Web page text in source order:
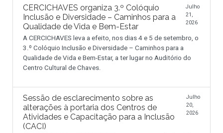
CERCICHAVES organiza 3.º Colóquio
Inclusão e Diversidade – Caminhos para a
Qualidade de Vida e Bem-Estar
Julho
21,
2026
A CERCICHAVES leva a efeito, nos dias 4 e 5 de setembro, o
3.º Colóquio Inclusão e Diversidade – Caminhos para a
Qualidade de Vida e Bem-Estar, a ter lugar no Auditório do
Centro Cultural de Chaves.
Sessão de esclarecimento sobre as
alterações à portaria dos Centros de
Atividades e Capacitação para a Inclusão
(CACI)
Julho
20,
2026